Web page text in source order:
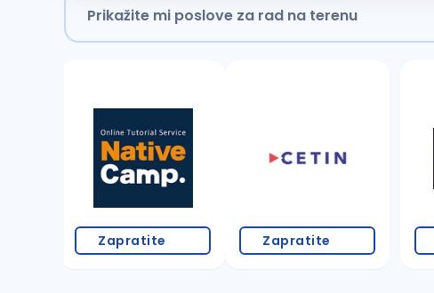
Prikažite mi poslove za rad na terenu
Zapratite Zapratite